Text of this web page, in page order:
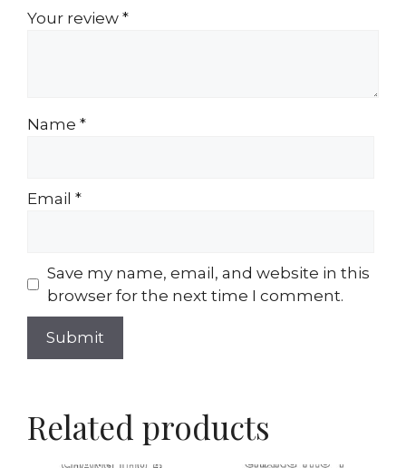
Your review *
Name *
Email *
Save my name, email, and website in this
browser for the next time I comment.
Related products